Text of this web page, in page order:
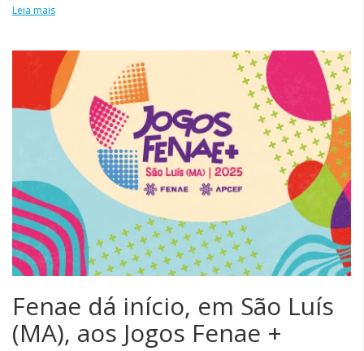
Leia mais
Fenae dá início, em São Luís
(MA), aos Jogos Fenae +